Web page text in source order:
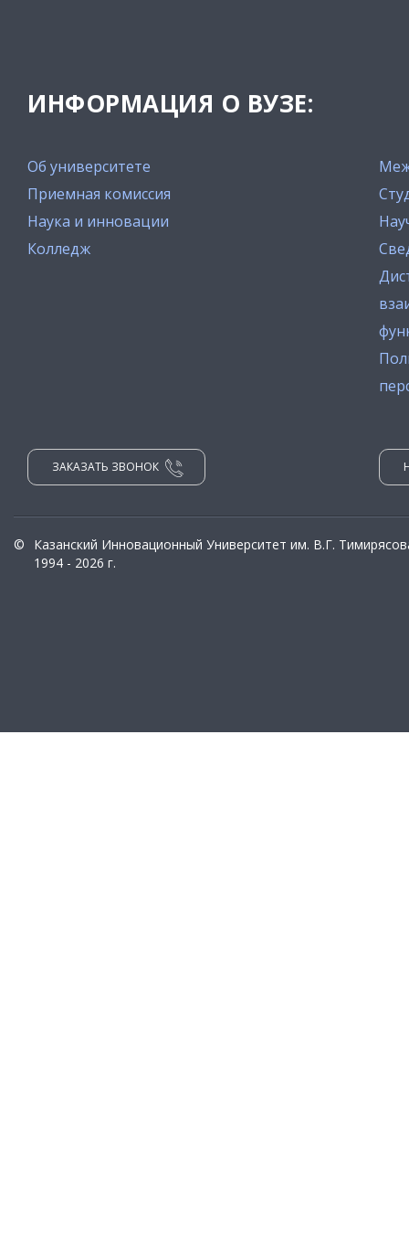
ИНФОРМАЦИЯ О ВУЗЕ:
Об университете
Приемная комиссия
Наука и инновации
Колледж
ЗАКАЗАТЬ ЗВОНОК
©
Казанский Инновационный Университет им. В.Г.
1994 - 2026 г.